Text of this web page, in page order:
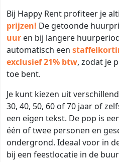
Bij Happy Rent profiteer je
prijzen! De getoonde
uur en bij langere
automatisch een
exclusief 21% btw, zodat je
toe bent.
Je kunt kiezen uit
30, 40, 50, 60 of 70 jaar of
een eigen tekst. De pop is
één of twee personen en
ondergrond. Ideaal voor in
bij een feestlocatie in de